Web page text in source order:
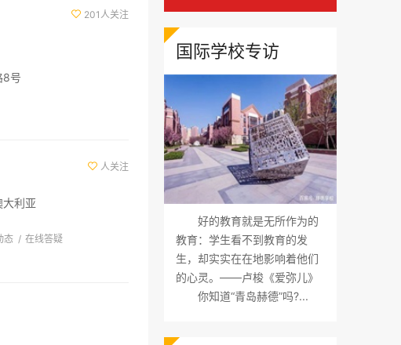
8号
 201人关注
利亚
态 / 在线答疑
 人关注
国际学校专访
好的教育就是无所作为的
教育：学生看不到教育的发
生，却实实在在地影响着他们
的心灵。——卢梭《爱弥儿》
你知道“青岛赫德”吗?...